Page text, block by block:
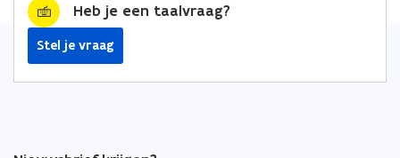
Heb je een taalvraag?
Stel je vraag